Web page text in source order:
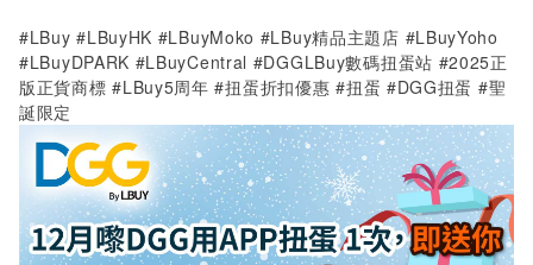
#LBuy #LBuyHK #LBuyMoko #LBuy精品主題店 #LBuyYoho
#LBuyDPARK #LBuyCentral #DGGLBuy數碼扭蛋站 #2025正
版正貨商標 #LBuy5周年 #扭蛋折扣優惠 #扭蛋 #DGG扭蛋 #聖
誕限定